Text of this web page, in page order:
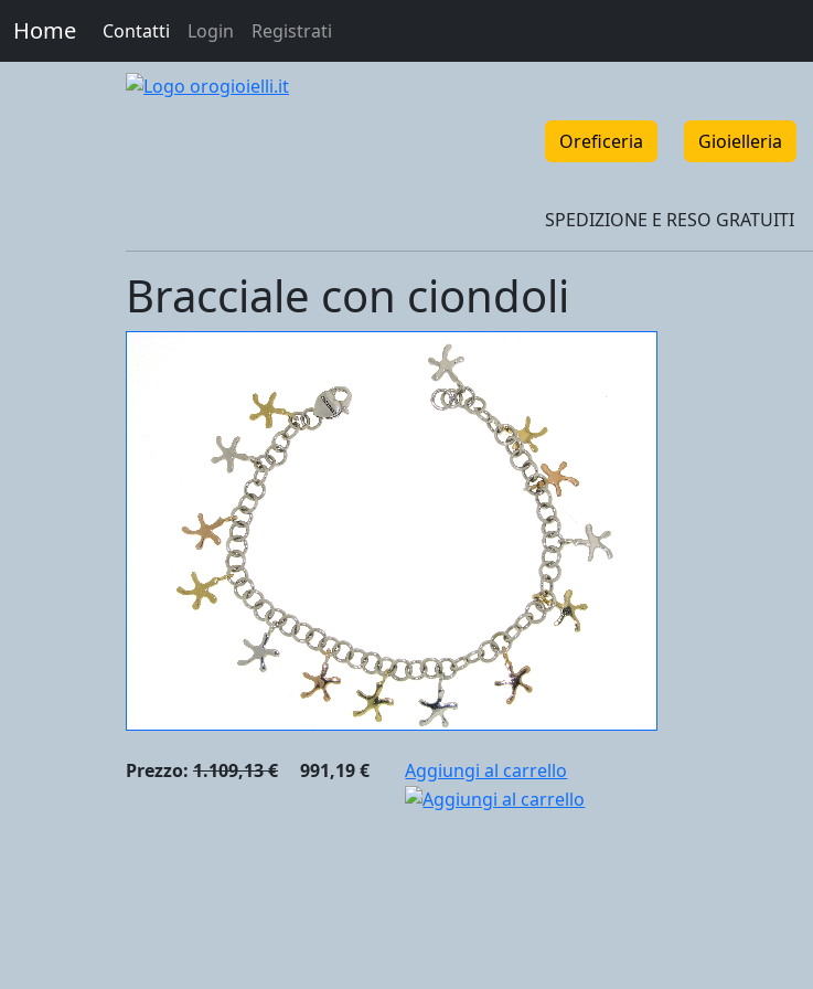
Home Contatti Login Registrati
Oreficeria Gioielleria
SPEDIZIONE E RESO GRATUITI
Bracciale con ciondoli
Prezzo: 1.109,13 € 991,19 € Aggiungi al carrello